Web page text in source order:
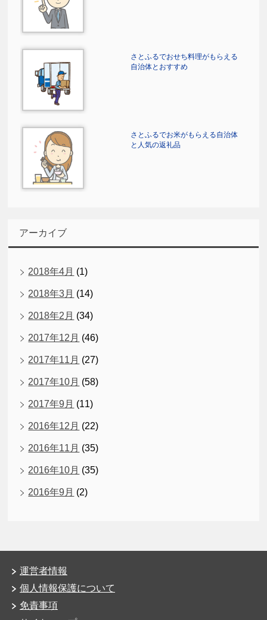
さとふるでおせち料理がもらえる
自治体とおすすめ
さとふるでお米がもらえる自治体
と人気の返礼品
アーカイブ
2018年4月 (1)
2018年3月 (14)
2018年2月 (34)
2017年12月 (46)
2017年11月 (27)
2017年10月 (58)
2017年9月 (11)
2016年12月 (22)
2016年11月 (35)
2016年10月 (35)
2016年9月 (2)
運営者情報
個人情報保護について
免責事項